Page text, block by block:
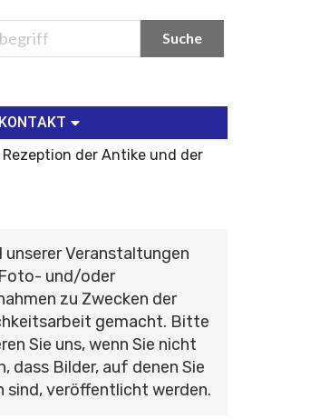
KONTAKT
der Antike und der
unserer Veranstaltungen
und/oder
zu Zwecken der
gemacht. Bitte
Sie uns, wenn Sie nicht
dass Bilder, auf denen Sie
sind, veröffentlicht werden.